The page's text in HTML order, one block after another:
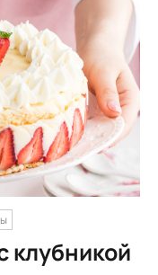
клубникой